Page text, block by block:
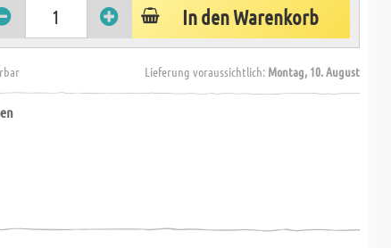
In den Warenkorb
Lieferung voraussichtlich: Montag, 10. August